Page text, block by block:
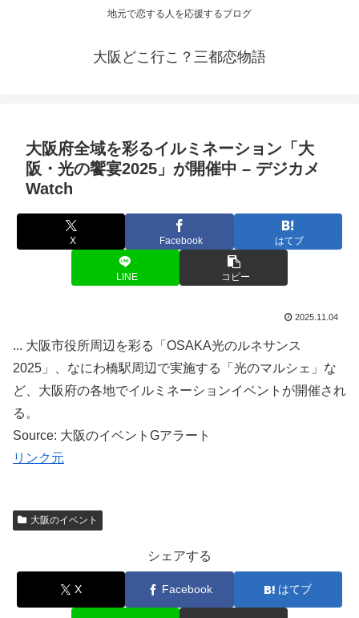
地元で恋する人を応援するブログ
大阪どこ行こ？三都恋物語
大阪府全域を彩るイルミネーション「 大
阪 ・光の饗宴2025」が開催中 – デジカメ
Watch
X Facebook はてブ
LINE コピー
2025.11.04
... 大阪市役所周辺を彩る「OSAKA光のルネサンス
2025」、なにわ橋駅周辺で実施する「光のマルシェ」な
ど、大阪府の各地でイルミネーションイベントが開催され
る。
Source: 大阪のイベントGアラート
リンク元
大阪のイベント
シェアする
X Facebook はてブ